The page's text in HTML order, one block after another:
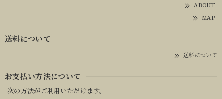
ABOUT
MAP
送料について
送料について
お支払い方法について
次の方法がご利用いただけます。